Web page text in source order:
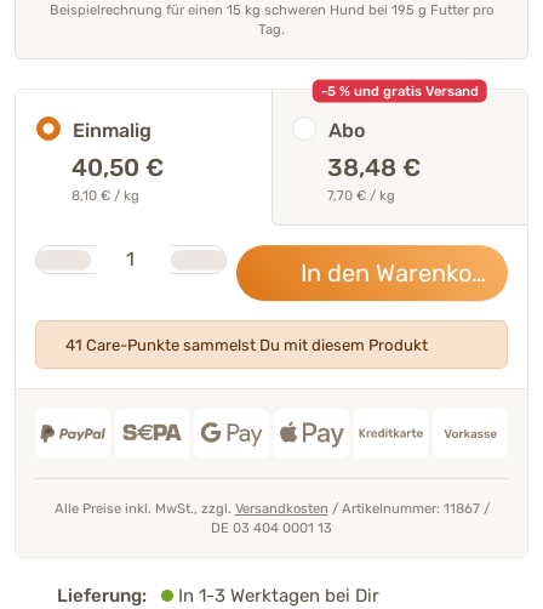
Beispielrechnung für einen 15 kg schweren Hund bei 195 g Futter pro
Tag.
Einmalig
40,50 €
8,10 € / kg
-5 % und gratis Versand
Abo
38,48 €
7,70 € / kg
Anzahl
In den Warenkorb
41 Care-Punkte sammelst Du mit diesem Produkt
Alle Preise inkl. MwSt., zzgl. Versandkosten / Artikelnummer: 11867/
DE 03 404 0001 13
Lieferung: In 1-3 Werktagen bei Dir